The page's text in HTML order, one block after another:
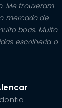
Me trouxeram
mercado de
boas. Muito
escolheria o